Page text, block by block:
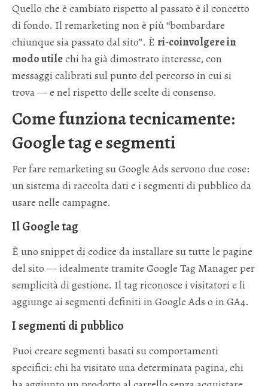
Quello che è cambiato rispetto al passato è il concetto
di fondo. Il remarketing non è più “bombardare
chiunque sia passato dal sito”. È ri-coinvolgere in
modo utilechi ha già dimostrato interesse, con
messaggi calibrati sul punto del percorso in cui si
trova — e nel rispetto delle scelte di consenso.
Come funziona tecnicamente:
Google tag e segmenti
Per fare remarketing su Google Ads servono due cose:
un sistema di raccolta dati e i segmenti di pubblico da
usare nelle campagne.
Il Google tag
È uno snippet di codice da installare su tutte le pagine
del sito — idealmente tramite Google Tag Manager per
semplicità di gestione. Il tag riconosce i visitatori e li
aggiunge ai segmenti definiti in Google Ads o in GA4.
I segmenti di pubblico
Puoi creare segmenti basati su comportamenti
specifici: chi ha visitato una determinata pagina, chi